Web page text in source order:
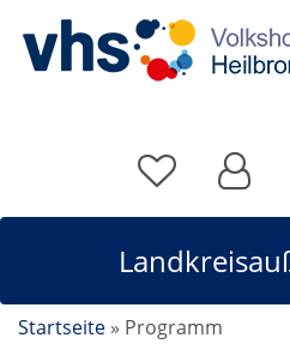
Startseite » Programm